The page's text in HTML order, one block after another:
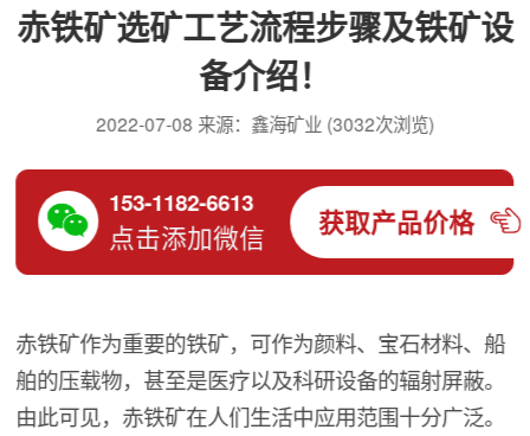
赤铁矿选矿工艺流程步骤及铁矿设
备介绍！
2022-07-08 来源：鑫海矿业 (3032次浏览)
153-1182-6613
点击添加微信 获取产品价格
赤铁矿作为重要的铁矿，可作为颜料、宝石材料、船
舶的压载物，甚至是医疗以及科研设备的辐射屏蔽。
由此可见，赤铁矿在人们生活中应用范围十分广泛。